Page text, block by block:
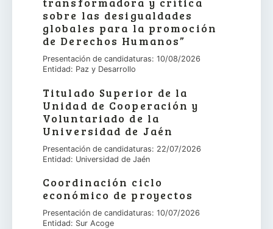
sobre las desigualdades
globales para la promoción
de Derechos Humanos”
Presentación de candidaturas: 10/08/2026
Entidad: Paz y Desarrollo
Titulado Superior de la
Unidad de Cooperación y
Voluntariado de la
Universidad de Jaén
Presentación de candidaturas: 22/07/2026
Entidad: Universidad de Jaén
Coordinación ciclo
económico de proyectos
Presentación de candidaturas: 10/07/2026
Entidad: Sur Acoge